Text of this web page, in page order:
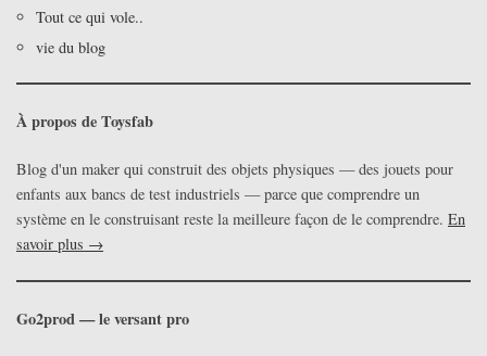
Tout ce qui vole..
vie du blog
À propos de Toysfab
Blog d'un maker qui construit des objets physiques — des jouets pour
enfants aux bancs de test industriels — parce que comprendre un
système en le construisant reste la meilleure façon de le comprendre. En
savoir plus →
Go2prod — le versant pro